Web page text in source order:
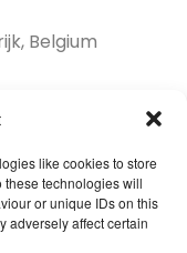
like cookies to store
these technologies will
or unique IDs on this
adversely affect certain
Belgium